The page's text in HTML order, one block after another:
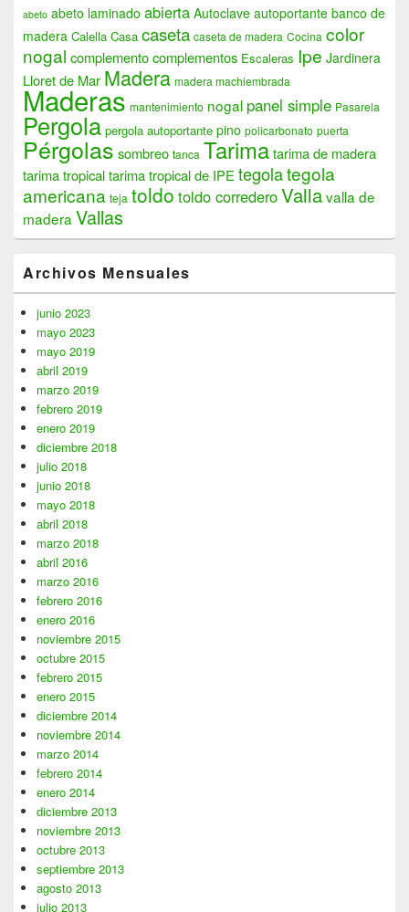
abeto abeto laminado abierta Autoclave autoportante banco de
madera Calella Casa caseta caseta de madera Cocina color
nogal complementocomplementos Escaleras Ipe Jardinera
Lloret de Mar Madera madera machiembrada
Maderas mantenimiento nogal panel simple Pasarela
Pergola pergola autoportante pino policarbonato puerta
Pérgolas sombreo tanca Tarimatarima de madera
tarima tropicaltarima tropical de IPE tegolategola
americana teja toldo toldo correderoVallavalla de
madera Vallas
Archivos Mensuales
junio 2023
mayo 2023
mayo 2019
abril 2019
marzo 2019
febrero 2019
enero 2019
diciembre 2018
julio 2018
junio 2018
mayo 2018
abril 2018
marzo 2018
abril 2016
marzo 2016
febrero 2016
enero 2016
noviembre 2015
octubre 2015
febrero 2015
enero 2015
diciembre 2014
noviembre 2014
marzo 2014
febrero 2014
enero 2014
diciembre 2013
noviembre 2013
octubre 2013
septiembre 2013
agosto 2013
julio 2013